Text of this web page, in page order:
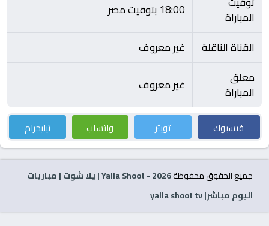
المباراة
18:00 بتوقيت مصر
القناة الناقلة
غير معروف
معلق
المباراة غير معروف
فيسبوك تويتر واتساب تيليجرام
جميع الحقوق محفوظة2026
- Yalla Shoot | يلا شوت | مباريات
اليوم مباشر| yalla shoot tv